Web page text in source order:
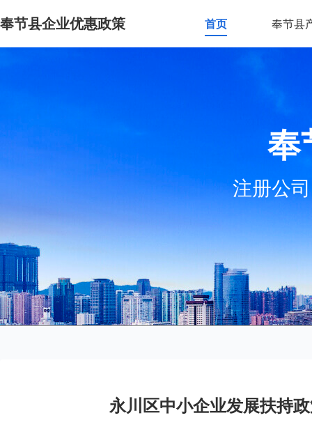
奉节县企业优惠政策 首页 奉节县
奉
注册公
永川区中小企业发展扶持